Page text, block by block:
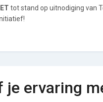
tot stand op uitnodiging van
je ervaring